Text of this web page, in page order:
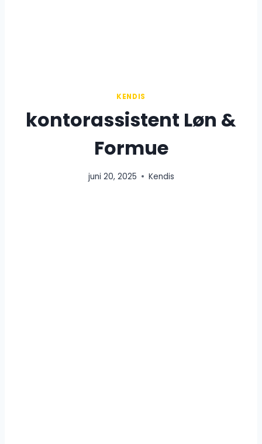
KENDIS
kontorassistent Løn &
Formue
juni 20, 2025 Kendis